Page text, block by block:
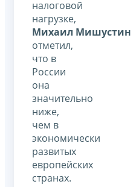
налоговой
нагрузке,
Михаил Мишустин
отметил,
что в
России
она
значительно
ниже,
чем в
экономически
развитых
европейских
странах.